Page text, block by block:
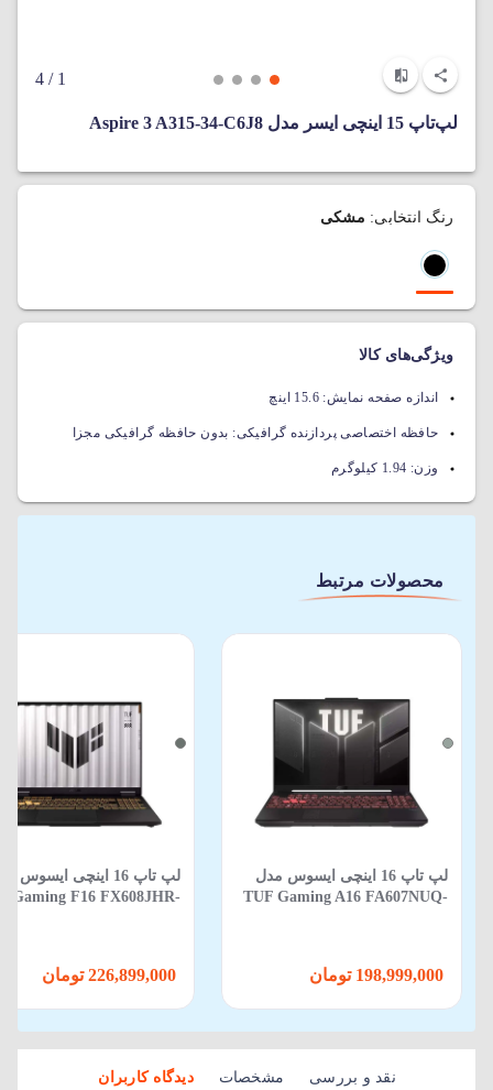
1
/ 4
لپ‌تاپ 15 اینچی ایسر مدل Aspire 3 A315-34-C6J8
رنگ انتخابی: مشکی
ویژگی‌های کالا
اندازه صفحه نمایش:15.6 اینچ
حافظه اختصاصی پردازنده گرافیکی: بدون حافظه گرافیکی مجزا
وزن: 1.94 کیلوگرم
محصولات مرتبط
لپ تاپ 16 اینچی ایسوس مدل
TUF Gaming A16 FA607NUQ-
لپ تاپ 16 اینچی ایسوس
Gaming F16 FX608JHR-
نقد و بررسی مشخصات دیدگاه کاربران